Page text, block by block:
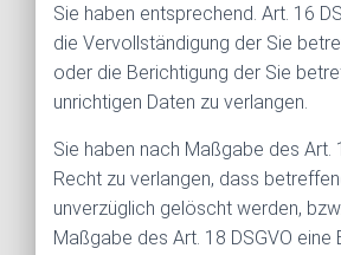
Sie haben entsprechend. Art. 16
die Vervollständigung der Sie
oder die Berichtigung der Sie
unrichtigen Daten zu verlangen.
Sie haben nach Maßgabe des Art.
Recht zu verlangen, dass
unverzüglich gelöscht werden,
Maßgabe des Art. 18 DSGVO eine